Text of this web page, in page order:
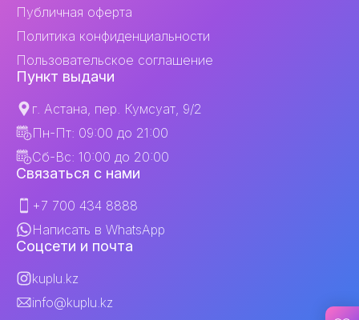
Публичная оферта
Политика конфиденциальности
Пользовательское соглашение
Пункт выдачи
г. Астана, пер. Кумсуат, 9/2
Пн-Пт: 09:00 до 21:00
Сб-Вс: 10:00 до 20:00
Связаться с нами
+7 700 434 8888
Написать в WhatsApp
Соцсети и почта
kuplu.kz
info@kuplu.kz